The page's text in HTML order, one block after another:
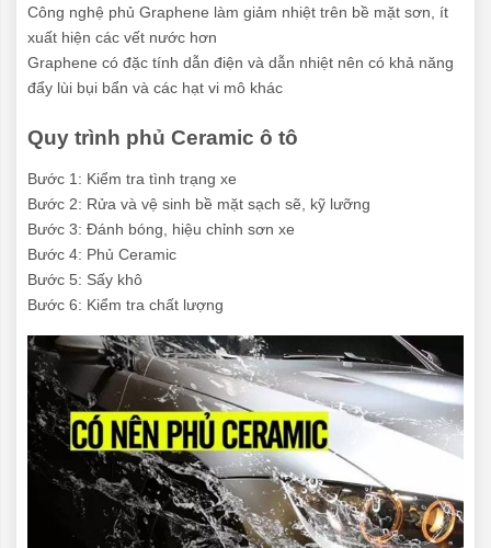
Công nghệ phủ Graphene làm giảm nhiệt trên bề mặt sơn, ít
xuất hiện các vết nước hơn
Graphene có đặc tính dẫn điện và dẫn nhiệt nên có khả năng
đẩy lùi bụi bẩn và các hạt vi mô khác
Quy trình phủ Ceramic ô tô
Bước 1: Kiểm tra tình trạng xe
Bước 2: Rửa và vệ sinh bề mặt sạch sẽ, kỹ lưỡng
Bước 3: Đánh bóng, hiệu chỉnh sơn xe
Bước 4: Phủ Ceramic
Bước 5: Sấy khô
Bước 6: Kiểm tra chất lượng